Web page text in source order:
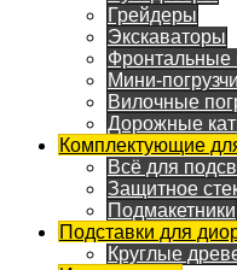
Грейдеры
Экскаваторы
Фронтальные
Мини-
Вилочные
Дорожные
Комплектующие
Всё для
Защитное
Подмакетники
Подставки для
Круглые